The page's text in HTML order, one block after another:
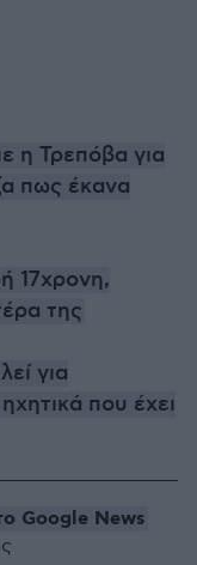
η Τρεπόβα για
πως έκανα
17χρονη,
της
για
που έχει
Google News